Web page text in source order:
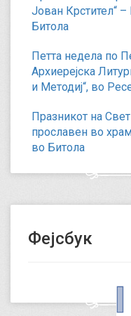
Јован Крстител“
Битола
Петта недела по
Архиерејска
и Методиј“, во
Празникот на
прославен во
во Битола
Фејсбук